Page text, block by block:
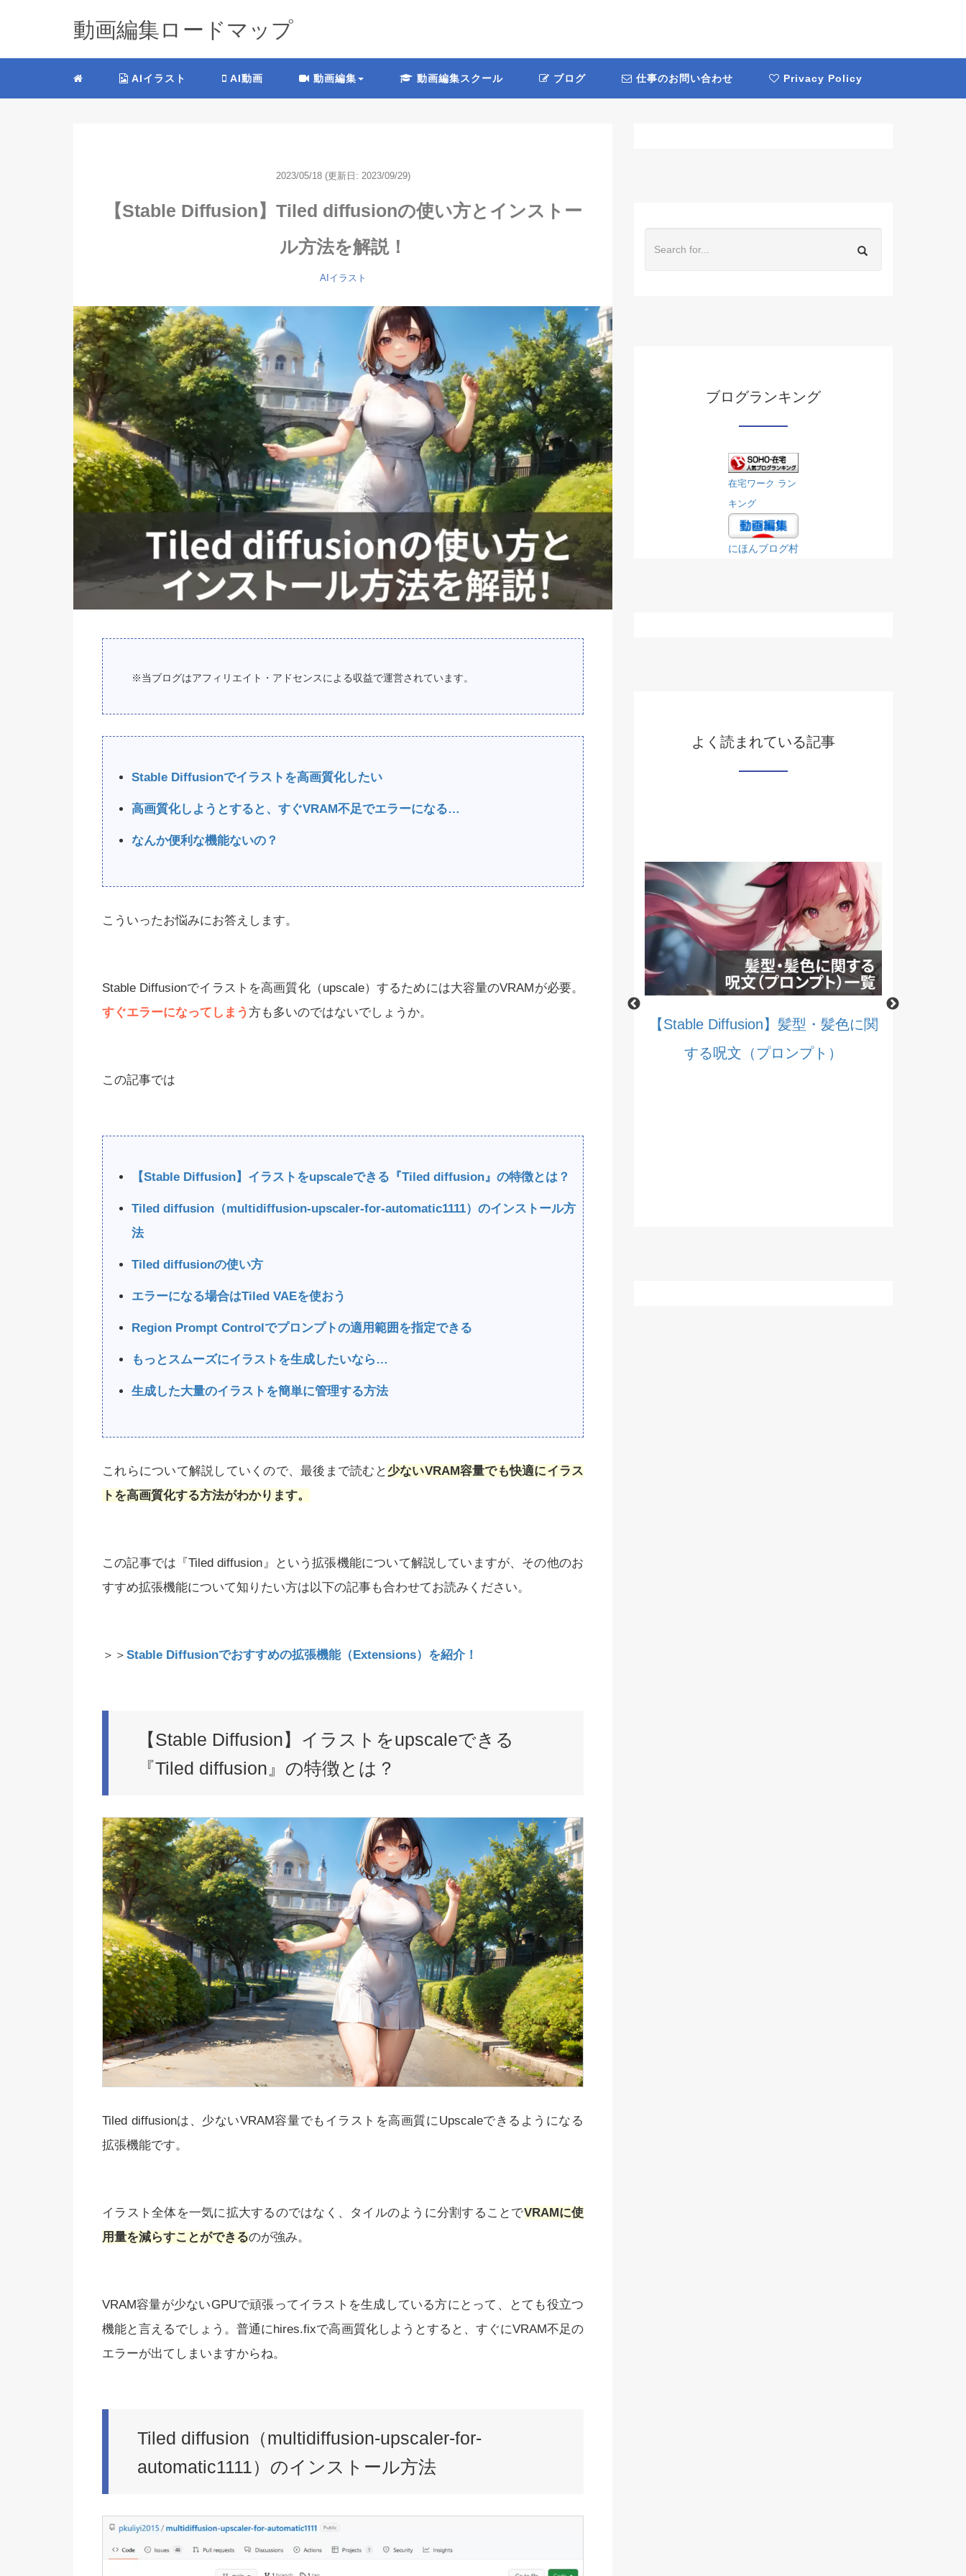
動画編集ロードマップ
AIイラスト AI動画 動画編集 動画編集スクール ブログ 仕事のお問い合わせ Privacy Policy
2023/05/18 (更新日: 2023/09/29)
【Stable Diffusion】Tiled diffusionの使い方とインストー
ル方法を解説！
AIイラスト
※当ブログはアフィリエイト・アドセンスによる収益で運営されています。
Stable Diffusionでイラストを高画質化したい
高画質化しようとすると、すぐVRAM不足でエラーになる…
なんか便利な機能ないの？
こういったお悩みにお答えします。
Stable Diffusionでイラストを高画質化（upscale）するためには大容量のVRAMが必要。
すぐエラーになってしまう方も多いのではないでしょうか。
この記事では
【Stable Diffusion】イラストをupscaleできる『Tiled diffusion』の特徴とは？
Tiled diffusion（multidiffusion-upscaler-for-automatic1111）のインストール方
法
Tiled diffusionの使い方
エラーになる場合はTiled VAEを使おう
Region Prompt Controlでプロンプトの適用範囲を指定できる
もっとスムーズにイラストを生成したいなら…
生成した大量のイラストを簡単に管理する方法
これらについて解説していくので、最後まで読むと 少ないVRAM容量でも快適にイラス
トを高画質化する方法がわかります。
この記事では『Tiled diffusion』という拡張機能について解説していますが、その他のお
すすめ拡張機能について知りたい方は以下の記事も合わせてお読みください。
＞＞ Stable Diffusionでおすすめの拡張機能（Extensions）を紹介！
【Stable Diffusion】イラストをupscaleできる
『Tiled diffusion』の特徴とは？
Tiled diffusionは、少ないVRAM容量でもイラストを高画質にUpscaleできるようになる
拡張機能です。
イラスト全体を一気に拡大するのではなく、タイルのように分割することでVRAMに使
用量を減らすことができるのが強み。
VRAM容量が少ないGPUで頑張ってイラストを生成している方にとって、とても役立つ
機能と言えるでしょう。普通にhires.fixで高画質化しようとすると、すぐにVRAM不足の
エラーが出てしまいますからね。
Tiled diffusion（multidiffusion-upscaler-for-
automatic1111）のインストール方法
ブログランキング
在宅ワーク ラン
キング
にほんブログ村
よく読まれている記事
【Stable Diffusion】髪型・髪色に関
する呪文（プロンプト）